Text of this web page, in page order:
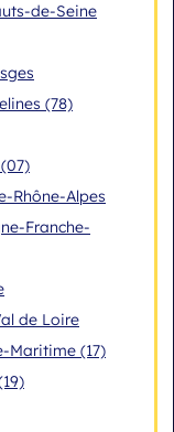
de-Seine
(78)
Rhône-Alpes
Franche-
de Loire
Maritime (17)